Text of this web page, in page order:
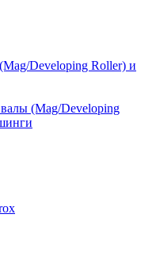
Developing Roller) и
(Mag/Developing